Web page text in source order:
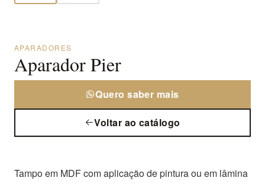
APARADORES
Aparador Pier
Quero saber mais
Voltar ao catálogo
Tampo em MDF com aplicação de pintura ou em lâmina